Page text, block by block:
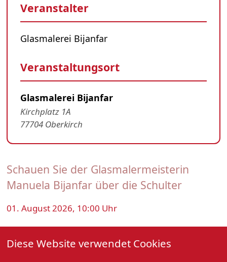
Diese Website verwendet Cookies
Schauen Sie der Glasmalermeisterin
Manuela Bijanfar über die Schulter
01. August 2026, 10:00 Uhr
Führung durch die Glasmalerei
Glasmalerei Manuela Bijanfar · Kirchplatz 1 a · 77704
Veranstalter
Glasmalerei Bijanfar
Veranstaltungsort
Glasmalerei Bijanfar
Kirchplatz 1A
77704 Oberkirch